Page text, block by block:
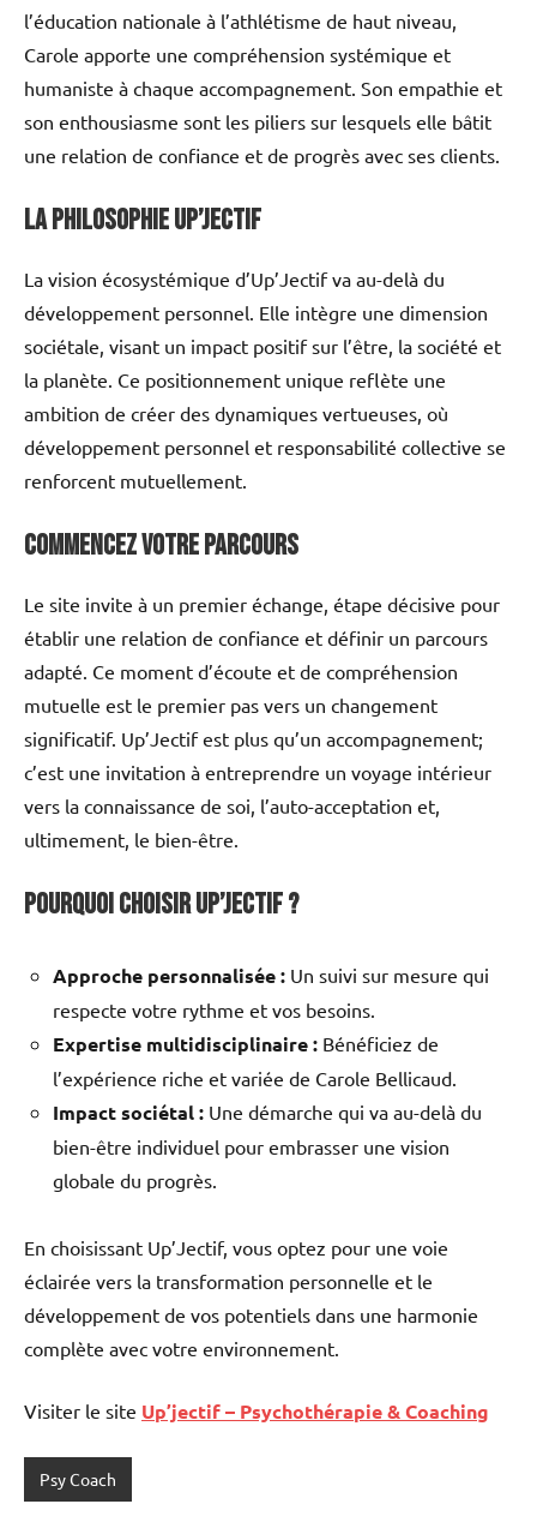
l’éducation nationale à l’athlétisme de haut niveau,
Carole apporte une compréhension systémique et
humaniste à chaque accompagnement. Son empathie et
son enthousiasme sont les piliers sur lesquels elle bâtit
une relation de confiance et de progrès avec ses clients.
La philosophie Up’Jectif
La vision écosystémique d’Up’Jectif va au-delà du
développement personnel. Elle intègre une dimension
sociétale, visant un impact positif sur l’être, la société et
la planète. Ce positionnement unique reflète une
ambition de créer des dynamiques vertueuses, où
développement personnel et responsabilité collective se
renforcent mutuellement.
Commencez votre parcours
Le site invite à un premier échange, étape décisive pour
établir une relation de confiance et définir un parcours
adapté. Ce moment d’écoute et de compréhension
mutuelle est le premier pas vers un changement
significatif. Up’Jectif est plus qu’un accompagnement;
c’est une invitation à entreprendre un voyage intérieur
vers la connaissance de soi, l’auto-acceptation et,
ultimement, le bien-être.
Pourquoi choisir Up’Jectif ?
Approche personnalisée : Un suivi sur mesure qui
respecte votre rythme et vos besoins.
Expertise multidisciplinaire : Bénéficiez de
l’expérience riche et variée de Carole Bellicaud.
Impact sociétal : Une démarche qui va au-delà du
bien-être individuel pour embrasser une vision
globale du progrès.
En choisissant Up’Jectif, vous optez pour une voie
éclairée vers la transformation personnelle et le
développement de vos potentiels dans une harmonie
complète avec votre environnement.
Visiter le site Up’jectif – Psychothérapie & Coaching
Psy Coach